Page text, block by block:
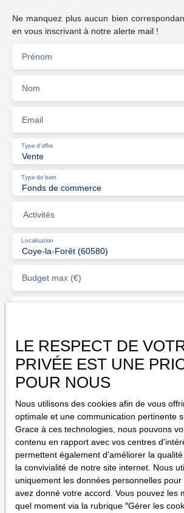
Ne manquez plus aucun bien
en vous inscrivant à notre alerte mail !
Prénom
Nom
Email
Vente
Type d'offre
Fonds de commerce
Type de bien
Activités
Coye-la-Forêt (60580)
Localisation
Budget max (€)
J'accepte le traitement de mes
conformément au RGPD. Si vous ne
l'objet de prospection commerciale par
vous pouvez vous inscrire gratuitement
d'opposition au démarchage
l'article L223-1 du code de la
Internet www.bloctel.gouv.fr ou par
Société Worldline, Service Bloctel, CS
BLOIS CEDEX.
Pour en savoir plus sur le traitement
personnelles, veuillez consulter notre
confidentialité.
LE RESPECT DE
PRIVÉE EST UNE
POUR NOUS
Nous utilisons des cookies afin de vous
optimale et une communication pertinente
Grace à ces technologies, nous pouvons
contenu en rapport avec vos centres
permettent également d'améliorer la
la convivialité de notre site internet. Nous
uniquement les données personnelles
avez donné votre accord. Vous pouvez les
quel moment via la rubrique ″Gérer les